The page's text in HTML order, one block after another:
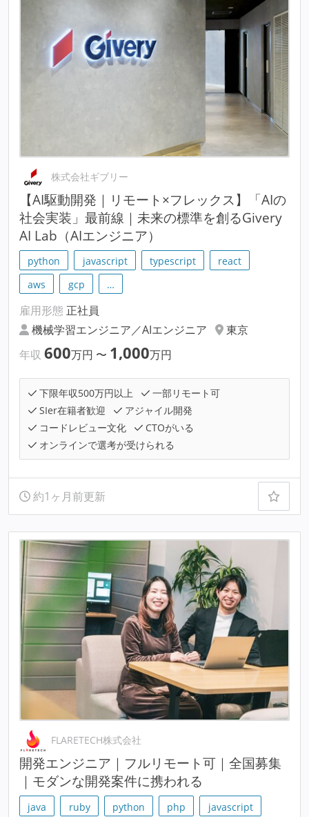
株式会社ギブリー
【AI駆動開発｜リモート×フレックス】「AIの
社会実装」最前線｜未来の標準を創るGivery
AI Lab（AIエンジニア）
python javascript typescript
react
aws
gcp …
雇用形態 正社員
機械学習エンジニア／AIエンジニア
東京
年収 600万円 〜 1,000万円
下限年収500万円以上
一部リモート可
SIer在籍者歓迎
アジャイル開発
コードレビュー文化
CTOがいる
オンラインで選考が受けられる
約1ヶ月前更新
FLARETECH株式会社
開発エンジニア｜フルリモート可｜全国募集
｜モダンな開発案件に携われる
java ruby python php javascript